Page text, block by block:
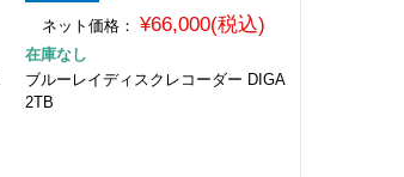
ネット価格： ¥66,000(税込)
在庫なし
ブルーレイディスクレコーダー DIGA
2TB